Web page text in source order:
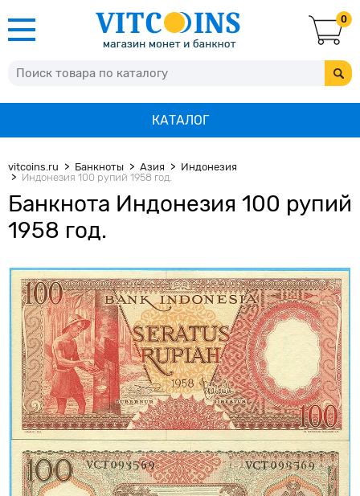
0
КАТАЛОГ
vitcoins.ru Банкноты Азия
Индонезия
Индонезия 100 рупий 1958 год.
Банкнота Индонезия 100 рупий
1958 год.